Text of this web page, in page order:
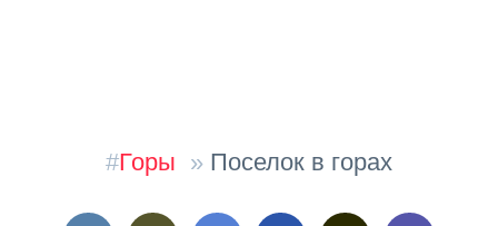
#Горы » Поселок в горах